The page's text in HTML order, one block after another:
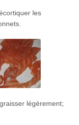
les
légèrement;